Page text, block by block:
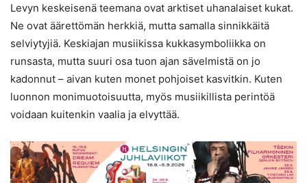
Levyn keskeisenä teemana ovat arktiset uhanalaiset kukat.
Ne ovat äärettömän herkkiä, mutta samalla sinnikkäitä
selviytyjiä. Keskiajan musiikissa kukkasymboliikka on
runsasta, mutta suuri osa tuon ajan sävelmistä on jo
kadonnut – aivan kuten monet pohjoiset kasvitkin. Kuten
luonnon monimuotoisuutta, myös musiikillista perintöä
voidaan kuitenkin vaalia ja elvyttää.